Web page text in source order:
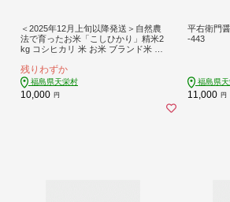
＜2025年12月上旬以降発送＞自然農
法で育ったお米「こしひかり」精米2
kg コシヒカリ 米 お米 ブランド米 銘
はん ご飯 食品 F21T-144
残りわずか
福島県天栄村
10,000 円
平右衛門
-443
福島県
11,000 円